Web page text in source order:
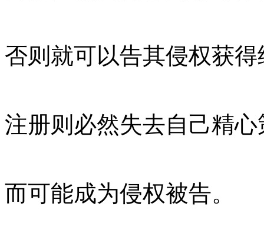
否则就可以告其侵权获
注册则必然失去自己精
而可能成为侵权被告。